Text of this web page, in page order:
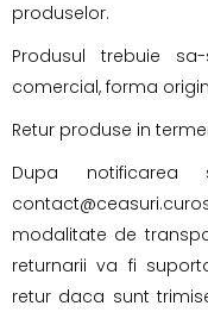
produselor.
Produsul trebuie
comercial, forma
Retur produse in
Dupa notificarea
modalitate de
returnarii va fi
retur daca sunt